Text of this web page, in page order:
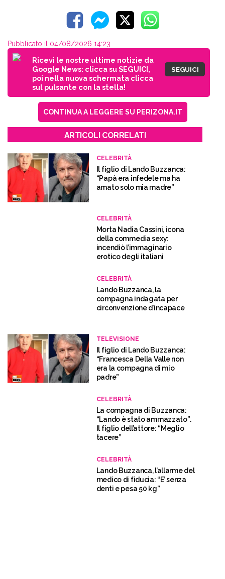
Pubblicato il 04/08/2026 14:23
Ricevi le nostre ultime notizie da
Google News: clicca su SEGUICI,
poi nella nuova schermata clicca
sul pulsante con la stella!
SEGUICI
CONTINUA A LEGGERE SU PERIZONA.IT
ARTICOLI CORRELATI
CELEBRITÀ
Il figlio di Lando Buzzanca:
“Papà era infedele ma ha
amato solo mia madre”
CELEBRITÀ
Morta Nadia Cassini, icona
della commedia sexy:
incendiò l’immaginario
erotico degli italiani
CELEBRITÀ
Lando Buzzanca, la
compagna indagata per
circonvenzione d’incapace
TELEVISIONE
Il figlio di Lando Buzzanca:
“Francesca Della Valle non
era la compagna di mio
padre”
CELEBRITÀ
La compagna di Buzzanca:
“Lando è stato ammazzato”.
Il figlio dell’attore: “Meglio
tacere”
CELEBRITÀ
Lando Buzzanca, l’allarme del
medico di fiducia: “E’ senza
denti e pesa 50 kg”